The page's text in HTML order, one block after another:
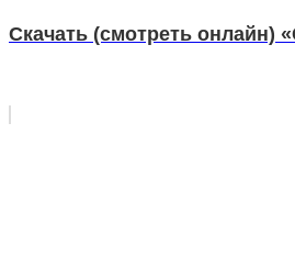
Скачать (смотреть онлайн)